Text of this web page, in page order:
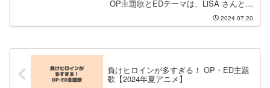
OP主題歌とEDテーマは、LiSA さんと
GEMS COMPANY さんが担当します。
LiSA さんが担当するOP主題歌のタイト
2024.07.20
負けヒロインが多すぎる！ OP・ED主題
歌【2024年夏アニメ】